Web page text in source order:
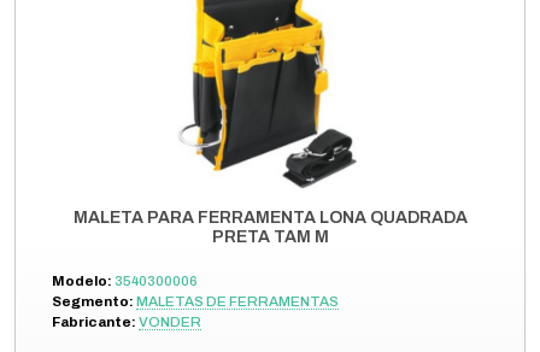
MALETA PARA FERRAMENTA LONA QUADRADA
PRETA TAM M
Modelo: 3540300006
Segmento: MALETAS DE FERRAMENTAS
Fabricante: VONDER